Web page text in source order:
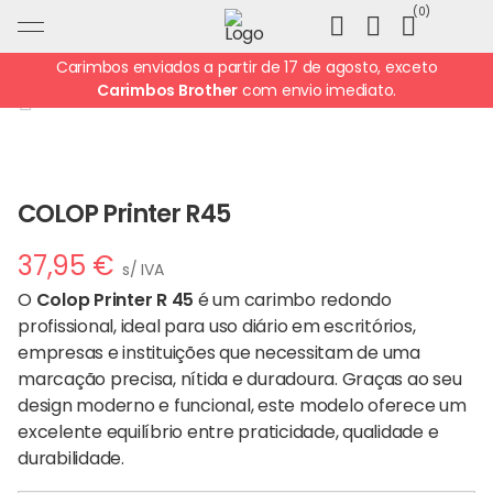
Carimbos enviados a partir de 17 de agosto, exceto
Carimbos Brother com envio imediato.
0
COLOP Printer R45
37,95 € s/ IVA
O Colop Printer R 45 é um carimbo redondo
profissional, ideal para uso diário em escritórios,
empresas e instituições que necessitam de uma
marcação precisa, nítida e duradoura. Graças ao seu
design moderno e funcional, este modelo oferece um
excelente equilíbrio entre praticidade, qualidade e
durabilidade.